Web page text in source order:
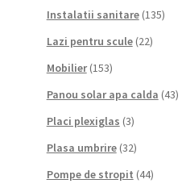
Instalatii sanitare (135)
Lazi pentru scule (22)
Mobilier (153)
Panou solar apa calda (43)
Placi plexiglas (3)
Plasa umbrire (32)
Pompe de stropit (44)